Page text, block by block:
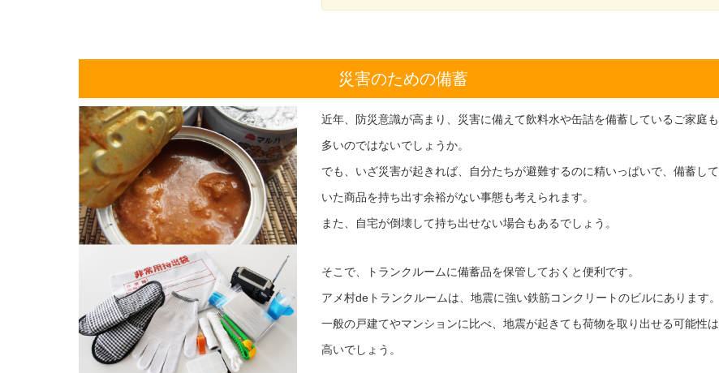
災害のための備蓄
近年、防災意識が高まり、災害に備えて飲料水や缶詰を備蓄しているご家庭も
多いのではないでしょうか。
でも、いざ災害が起きれば、自分たちが避難するのに精いっぱいで、備蓄して
いた商品を持ち出す余裕がない事態も考えられます。
また、自宅が倒壊して持ち出せない場合もあるでしょう。
そこで、トランクルームに備蓄品を保管しておくと便利です。
アメ村deトランクルームは、地震に強い鉄筋コンクリートのビルにあります。
一般の戸建てやマンションに比べ、地震が起きても荷物を取り出せる可能性は
高いでしょう。